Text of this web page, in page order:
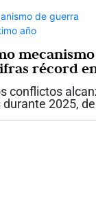
mecanismo
récord
conflictos
2025, de
informe del